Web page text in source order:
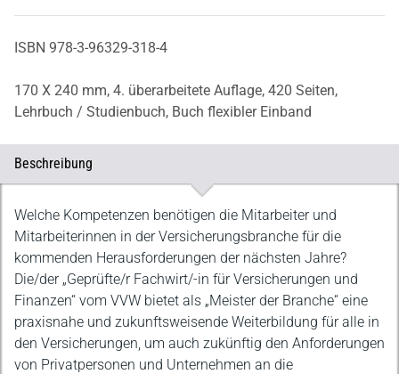
ISBN 978-3-96329-318-4
170 X 240 mm, 4. überarbeitete Auflage, 420 Seiten,
Lehrbuch / Studienbuch, Buch flexibler Einband
Beschreibung
Beschreibung
Welche Kompetenzen benötigen die Mitarbeiter und
Mitarbeiterinnen in der Versicherungsbranche für die
kommenden Herausforderungen der nächsten Jahre?
Die/der „Geprüfte/r Fachwirt/-in für Versicherungen und
Finanzen“ vom VVW bietet als „Meister der Branche“ eine
praxisnahe und zukunftsweisende Weiterbildung für alle in
den Versicherungen, um auch zukünftig den Anforderungen
von Privatpersonen und Unternehmen an die